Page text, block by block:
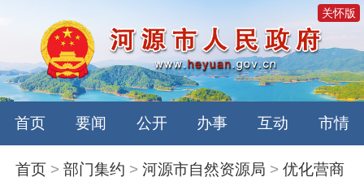
关怀版
首页 要闻 公开 办事 互动 市情
首页 >部门集约 >河源市自然资源局 >优化营商